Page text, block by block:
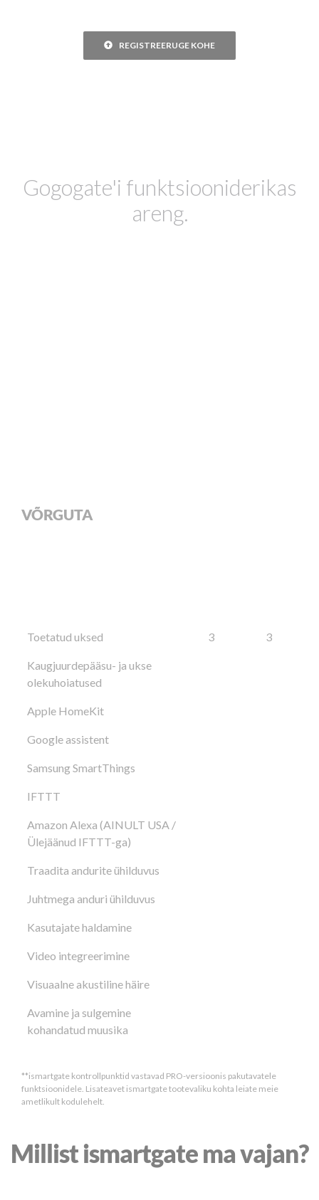
REGISTREERUGE KOHE
Gogogate'i funktsiooniderikas
areng.
VÕRGUTA
Toetatud uksed 3 3
Kaugjuurdepääsu- ja ukse
olekuhoiatused
Apple HomeKit
Google assistent
Samsung SmartThings
IFTTT
Amazon Alexa (AINULT USA /
Ülejäänud IFTTT-ga)
Traadita andurite ühilduvus
Juhtmega anduri ühilduvus
Kasutajate haldamine
Video integreerimine
Visuaalne akustiline häire
Avamine ja sulgemine
kohandatud muusika
**ismartgate kontrollpunktid vastavad PRO-versioonis pakutavatele
funktsioonidele. Lisateavet ismartgate tootevaliku kohta leiate meie
ametlikult kodulehelt.
Millist ismartgate ma vajan?